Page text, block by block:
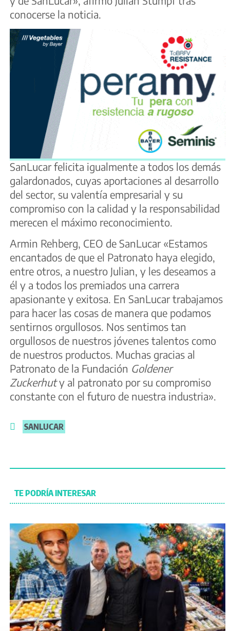
conocerse la noticia.
SanLucar felicita igualmente a todos los demás
galardonados, cuyas aportaciones al desarrollo
del sector, su valentía empresarial y su
compromiso con la calidad y la responsabilidad
merecen el máximo reconocimiento.
Armin Rehberg, CEO de SanLucar «Estamos
encantados de que el Patronato haya elegido,
entre otros, a nuestro Julian, y les deseamos a
él y a todos los premiados una carrera
apasionante y exitosa. En SanLucar trabajamos
para hacer las cosas de manera que podamos
sentirnos orgullosos. Nos sentimos tan
orgullosos de nuestros jóvenes talentos como
de nuestros productos. Muchas gracias al
Patronato de la Fundación Goldener
Zuckerhuty al patronato por su compromiso
constante con el futuro de nuestra industria».
SANLUCAR
TE PODRÍA INTERESAR